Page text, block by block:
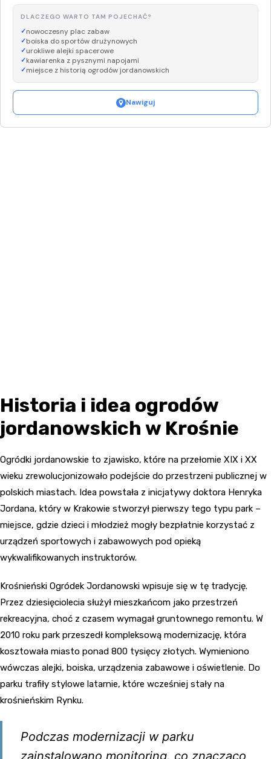
DLACZEGO WARTO TAM POJECHAĆ?
nowoczesny plac zabaw
boiska do sportów drużynowych
urokliwe alejki spacerowe
kawiarenka z pysznymi napojami
miejsce z historią ogrodów jordanowskich
Nawiguj
Historia i idea ogrodów
jordanowskich w Krośnie
Ogródki jordanowskie to zjawisko, które na przełomie XIX i XX
wieku zrewolucjonizowało podejście do przestrzeni publicznej w
polskich miastach. Idea powstała z inicjatywy doktora Henryka
Jordana, który w Krakowie stworzył pierwszy tego typu park –
miejsce, gdzie dzieci i młodzież mogły bezpłatnie korzystać z
urządzeń sportowych i zabawowych pod opieką
wykwalifikowanych instruktorów.
Krośnieński Ogródek Jordanowski wpisuje się w tę tradycję.
Przez dziesięciolecia służył mieszkańcom jako przestrzeń
rekreacyjna, choć z czasem wymagał gruntownego remontu. W
2010 roku park przeszedł kompleksową modernizację, która
kosztowała miasto ponad 800 tysięcy złotych. Wymieniono
wówczas alejki, boiska, urządzenia zabawowe i oświetlenie. Do
parku trafiły stylowe latarnie, które wcześniej stały na
krośnieńskim Rynku.
Podczas modernizacji w parku